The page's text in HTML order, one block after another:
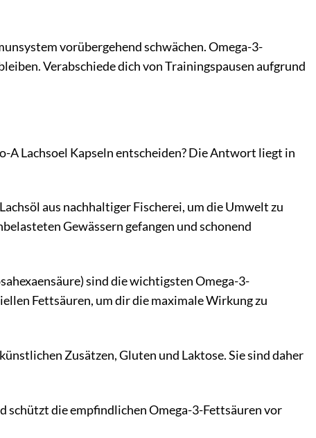
vorübergehend schwächen. Omega-3-
Verabschiede dich von Trainingspausen aufgrund
Lachsoel Kapseln entscheiden? Die Antwort liegt in
aus nachhaltiger Fischerei, um die Umwelt zu
Gewässern gefangen und schonend
sind die wichtigsten Omega-3-
Fettsäuren, um dir die maximale Wirkung zu
Zusätzen, Gluten und Laktose. Sie sind daher
schützt die empfindlichen Omega-3-Fettsäuren vor